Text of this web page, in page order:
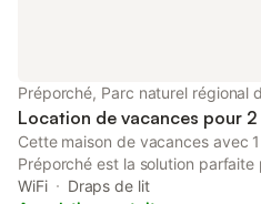
Préporché, Parc naturel régional
Location de vacances pour 2
Cette maison de vacances avec
Préporché est la solution
toute simplicité. Les amoureux
WiFi
Draps de lit